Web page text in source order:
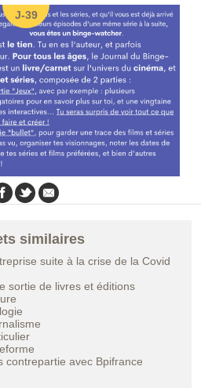
J-39
similaires
suite à la crise de la Covid
sortie de livres et éditions
contrepartie avec Bpifrance